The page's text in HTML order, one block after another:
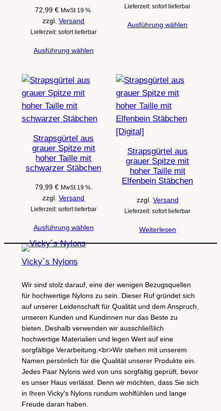
72,99 € MwSt 19 %.
zzgl.Versand
Lieferzeit: sofort lieferbar
Ausführung wählen
Lieferzeit: sofort lieferbar
Ausführung wählen
Strapsgürtel aus
grauer Spitze mit
hoher Taille mit
schwarzer Stäbchen
79,99 € MwSt 19 %.
zzgl.Versand
Lieferzeit: sofort lieferbar
Ausführung wählen
Strapsgürtel aus
grauer Spitze mit
hoher Taille mit
Elfenbein Stäbchen
zzgl. Versand
Lieferzeit: sofort lieferbar
Weiterlesen
Vicky´s Nylons
Wir sind stolz darauf, eine der wenigen Bezugsquellen
für hochwertige Nylons zu sein. Dieser Ruf gründet sich
auf unserer Leidenschaft für Qualität und dem Anspruch,
unseren Kunden und Kundinnen nur das Beste zu
bieten. Deshalb verwenden wir ausschließlich
hochwertige Materialien und legen Wert auf eine
sorgfältige Verarbeitung.<br>Wir stehen mit unserem
Namen persönlich für die Qualität unserer Produkte ein.
Jedes Paar Nylons wird von uns sorgfältig geprüft, bevor
es unser Haus verlässt. Denn wir möchten, dass Sie sich
in Ihren Vicky's Nylons rundum wohlfühlen und lange
Freude daran haben.